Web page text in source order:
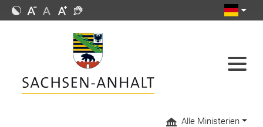
Alle Ministerien